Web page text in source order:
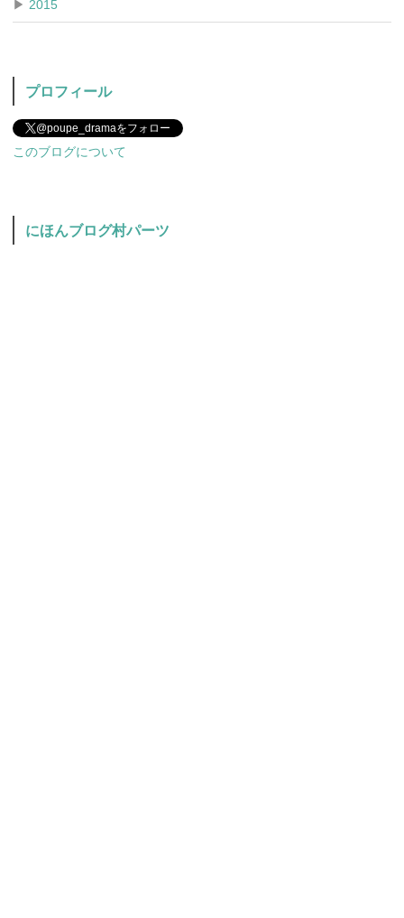
▶ 2015
プロフィール
@poupe_dramaをフォロー
このブログについて
にほんブログ村パーツ